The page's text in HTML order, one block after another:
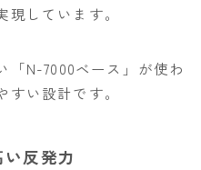
しています。
「N-7000ベース」が使わ
い設計です。
反発力